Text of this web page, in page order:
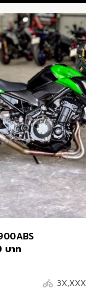
บาท
3X,XXX